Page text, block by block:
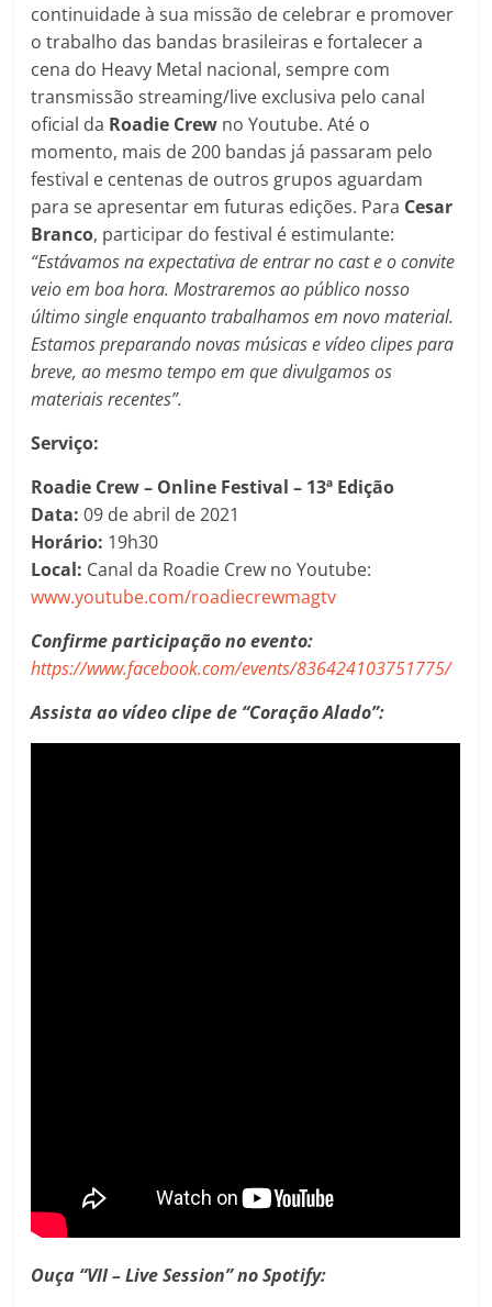
continuidade à sua missão de celebrar e promover
o trabalho das bandas brasileiras e fortalecer a
cena do Heavy Metal nacional, sempre com
transmissão streaming/live exclusiva pelo canal
oficial da Roadie Crew no Youtube. Até o
momento, mais de 200 bandas já passaram pelo
festival e centenas de outros grupos aguardam
para se apresentar em futuras edições. Para Cesar
Branco, participar do festival é estimulante:
“Estávamos na expectativa de entrar no cast e o convite
veio em boa hora. Mostraremos ao público nosso
último single enquanto trabalhamos em novo material.
Estamos preparando novas músicas e vídeo clipes para
breve, ao mesmo tempo em que divulgamos os
materiais recentes”.
Serviço:
Roadie Crew – Online Festival – 13ª Edição
Data: 09 de abril de 2021
Horário: 19h30
Local: Canal da Roadie Crew no Youtube:
www.youtube.com/roadiecrewmagtv
Confirme participação no evento:
https://www.facebook.com/events/836424103751775/
Assista ao vídeo clipe de “Coração Alado”:
Ouça “VII – Live Session” no Spotify: